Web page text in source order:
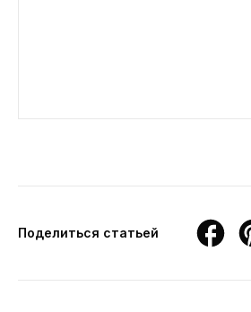
Поделиться статьей